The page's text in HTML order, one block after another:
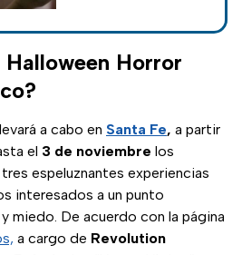
situada en el país;
te contamos de
qué trata.
Halloween Horror
a cabo en Santa Fe, a partir
el 3 de noviembre los
espeluznantes experiencias
interesados a un punto
miedo. De acuerdo con la página
a cargo de Revolution